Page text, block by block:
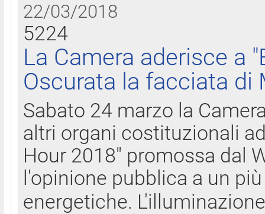
22/03/2018
5224
La Camera aderisce a
Oscurata la facciata di
Sabato 24 marzo la
altri organi costituzionali
Hour 2018" promossa dal
l'opinione pubblica a un
energetiche.